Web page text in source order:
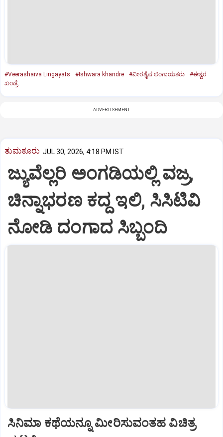
#Veerashaiva Lingayats #Ishwara khandre #ವೀರಶೈವ ಲಿಂಗಾಯತರು
#ಈಶ್ವರ
ಖಂಡ್ರೆ
ADVERTISEMENT
ತುಮಕೂರು JUL 30, 2026, 4:18 PM IST
ಜ್ಯುವೆಲ್ಲರಿ ಅಂಗಡಿಯಲ್ಲಿ ವಜ್ರ,
ಚಿನ್ನಾಭರಣ ಕದ್ದ ಇಲಿ, ಸಿಸಿಟಿವಿ
ನೋಡಿ ದಂಗಾದ ಸಿಬ್ಬಂದಿ
ಸಿನಿಮಾ ಕಥೆಯನ್ನೂ ಮೀರಿಸುವಂತಹ ವಿಚಿತ್ರ